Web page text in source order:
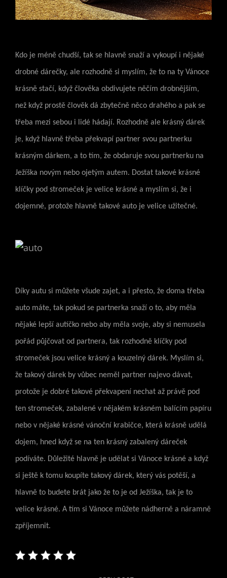
Kdo je méně chudší, tak se hlavně snaží a vykoupí i nějaké
drobné dárečky, ale rozhodně si myslím, že to na ty Vánoce
krásně stačí, když člověka obdivujete něčím drobnějším,
než když prostě člověk dá zbytečně něco drahého a pak se
třeba mezi sebou i lidé hádají. Rozhodně ale krásný dárek
je, když hlavně třeba překvapí partner svou partnerku
krásným dárkem, a to tím, že obdaruje svou partnerku na
Ježíška novým nebo ojetým autem. Dostat takové krásné
klíčky pod stromeček je velice krásné a myslím si, že i
dojemné, protože hlavně takové auto je velice užitečné.
Díky autu si můžete všude zajet, a i přesto, že doma třeba
auto máte, tak pokud se partnerka snaží o to, aby měla
nějaké lepší autíčko nebo aby měla svoje, aby si nemusela
pořád půjčovat od partnera, tak rozhodně klíčky pod
stromeček jsou velice krásný a kouzelný dárek. Myslím si,
že takový dárek by vůbec neměl partner najevo dávat,
protože je dobré takové překvapení nechat až právě pod
ten stromeček, zabalené v nějakém krásném balícím papíru
nebo v nějaké krásné vánoční krabičce, která krásně udělá
dojem, hned když se na ten krásný zabalený dáreček
podíváte. Důležité hlavně je udělat si Vánoce krásné a když
si ještě k tomu koupíte takový dárek, který vás potěší, a
hlavně to budete brát jako že to je od Ježíška, tak je to
velice krásné. A tím si Vánoce můžete nádherně a náramně
zpříjemnit.